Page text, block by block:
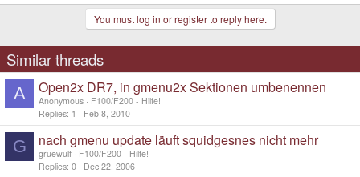
You must log in or register to reply here.
Similar threads
A Open2x DR7, in gmenu2x Sektionen umbenennen
Anonymous
F100/F200 - Hilfe!
Replies 1 Feb 8, 2010
G nach gmenu update läuft squidgesnes nicht mehr
gruewulf
F100/F200 - Hilfe!
Replies 0 Dec 22, 2006